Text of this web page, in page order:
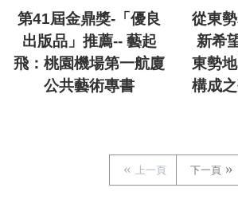
第41屆金鼎獎-「優良
出版品」推薦-- 藝起
飛：桃園機場第一航廈
公共藝術專書
從東
新希
東勢
構成
上一頁 下一頁